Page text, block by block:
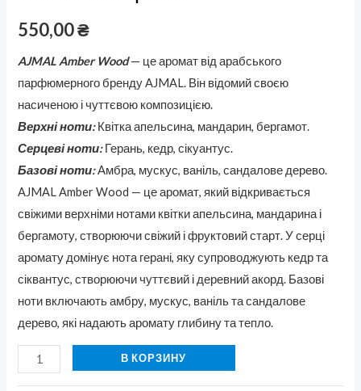
550,00₴
AJMAL Amber Wood— це аромат від арабського
парфюмерного бренду AJMAL. Він відомий своєю
насиченою і чуттєвою композицією.
Верхні ноти: Квітка апельсина, мандарин, бергамот.
Серцеві ноти: Герань, кедр, сікуантус.
Базові ноти:Амбра, мускус, ваніль, сандалове дерево.
AJMAL Amber Wood — це аромат, який відкривається
свіжими верхніми нотами квітки апельсина, мандарина і
бергамоту, створюючи свіжий і фруктовий старт. У серці
аромату домінує нота герані, яку супроводжують кедр та
сіквантус, створюючи чуттєвий і деревний акорд. Базові
ноти включають амбру, мускус, ваніль та сандалове
дерево, які надають аромату глибину та тепло.
В КОРЗИНУ